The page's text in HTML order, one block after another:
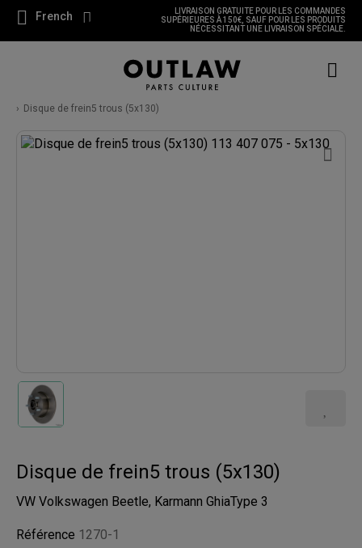
French
LIVRAISON GRATUITE POUR LES COMMANDES
SUPÉRIEURES À 150€, SAUF POUR LES PRODUITS
NÉCESSITANT UNE LIVRAISON SPÉCIALE.
Disque de frein5 trous (5x130)
Disque de frein5 trous (5x130)
VW Volkswagen Beetle, Karmann GhiaType 3
Référence 1270-1